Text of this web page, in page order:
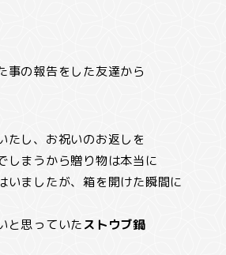
事の報告をした友達から
たし、お祝いのお返しを
しまうから贈り物は本当に
いましたが、箱を開けた瞬間に
と思っていたストウブ鍋